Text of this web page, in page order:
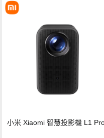
小米 Xiaomi 智慧投影機 L1